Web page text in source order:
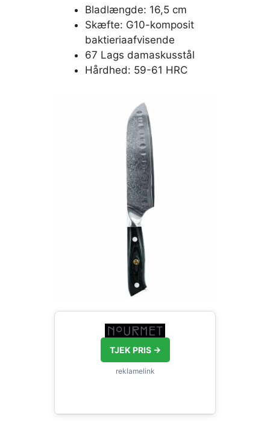
Bladlængde: 16,5 cm
Skæfte: G10-komposit
baktieriaafvisende
67 Lags damaskusstål
Hårdhed: 59-61 HRC
TJEK PRIS →